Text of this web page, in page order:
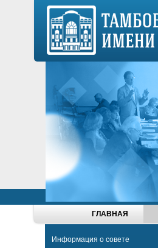
ГЛАВНАЯ
Информация о совете